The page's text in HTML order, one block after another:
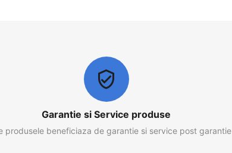
Garantie si Service produse
produsele beneficiaza de garantie si service post garantie